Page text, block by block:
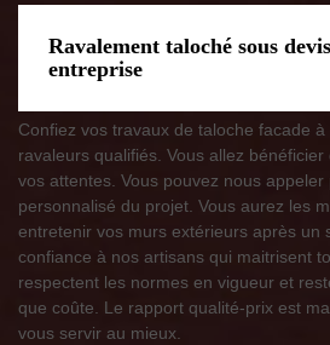
Ravalement taloché sous
entreprise
Confiez vos travaux de taloche facade
ravaleurs qualifiés. Vous allez bénéficier
vos attentes. Vous pouvez nous
personnalisé du projet. Vous aurez les
entretenir vos murs extérieurs après un
confiance à nos artisans qui maitrisent
respectent les normes en vigueur et
que coûte. Le rapport qualité-prix est
vous servir au mieux.